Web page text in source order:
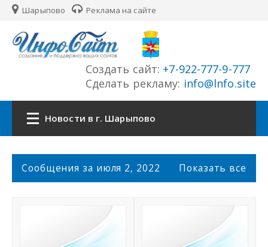
Шарыпово Реклама на сайте
Создать сайт: +7-922-777-9-777
Сделать рекламу: info@lnfo.site
Новости в г. Шарыпово
Главная
Сообщения за июля 2, 2022 Показать все